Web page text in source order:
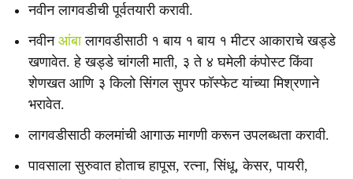
नवीन लागवडीची पूर्वतयारी करावी.
नवीन आंबालागवडीसाठी १ बाय १ बाय १ मीटर आकाराचे खड्डे
खणावेत. हे खड्डे चांगली माती, ३ ते ४ घमेली कंपोस्ट किंवा
शेणखत आणि ३ किलो सिंगल सुपर फॉस्फेट यांच्या मिश्रणाने
भरावेत.
लागवडीसाठी कलमांची आगाऊ मागणी करून उपलब्धता करावी.
पावसाला सुरुवात होताच हापूस, रत्ना, सिंधू, केसर, पायरी,